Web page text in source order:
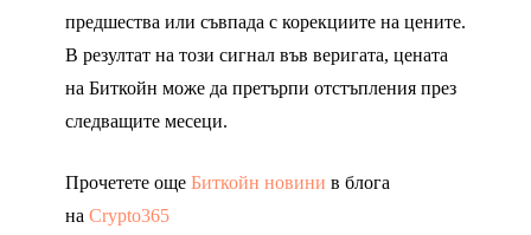
предшества или съвпада с корекциите на цените.
В резултат на този сигнал във веригата, цената
на Биткойн може да претърпи отстъпления през
следващите месеци.
Прочетете още Биткойн новини в блога
на Crypto365